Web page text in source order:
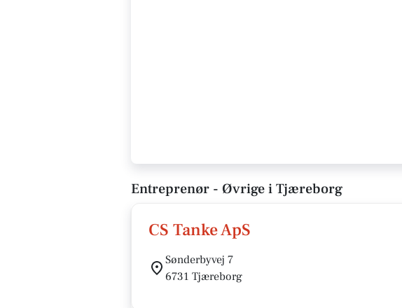
Entreprenør - Øvrige i Tjæreborg
CS Tanke ApS
Sønderbyvej 7
6731 Tjæreborg